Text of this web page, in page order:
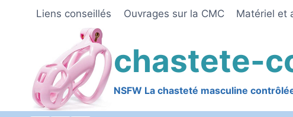
Liens conseillés Ouvrages sur la CMC Matériel et
chastete-
NSFW La chasteté masculine